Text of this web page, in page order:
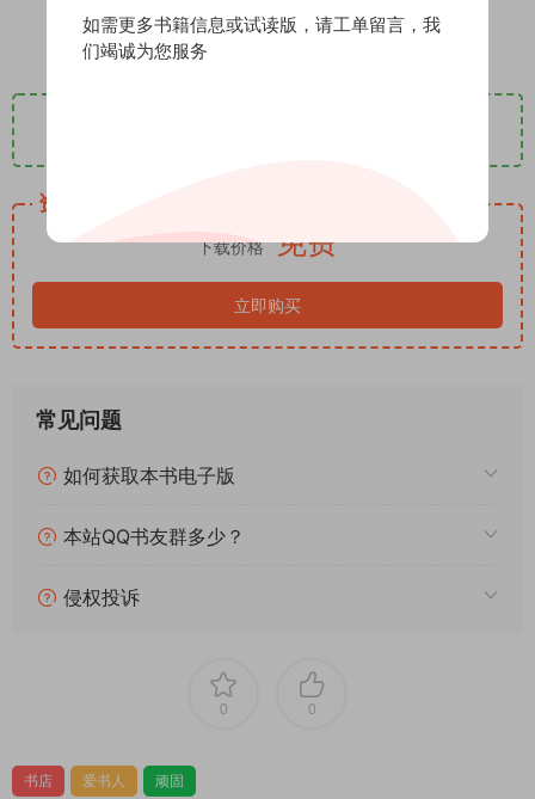
所谓顽固，不是不懂变通，而是不愿将就；不是偏执执拗，而是
心怀赤诚。在人人追求速成、流量、捷径的时代，坚持慢下来、
是不愿向世俗妥协、认真守护热爱的平凡勇者。
适合所有爱书人、推理爱好者，也适合在浮躁时代感到迷茫、坚
守小众热爱的读者。如果你厌倦了功利的处世法则，想读一本真
诚滚烫、治愈通透的纪实随笔，感受小众热爱的力量，这本2025
诚意新作，足以温柔治愈所有不甘与疲惫。
时代洪流汹涌向前，总有人选择顽固逆行。 所谓坚守，不过是舍
不得让心底的微光，彻底熄灭。
阅读全文
资源下载
下载价格 免费
立即购买
常见问题
如何获取本书电子版
本站QQ书友群多少？
侵权投诉
0 0
书店 爱书人 顽固
如需更多书籍信息或试读版，请工单留言 ，我
们竭诚为您服务